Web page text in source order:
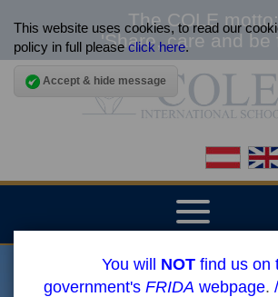
This website uses cookies, to read our
policy in full pleaseclick here.
Accept & hide message
The COLE motto:
'Share, care and be
You will NOT find us on
government'sFRIDA webpage. /